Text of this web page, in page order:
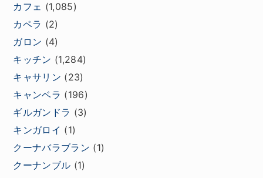
カフェ (1,085)
カペラ (2)
ガロン (4)
キッチン (1,284)
キャサリン (23)
キャンベラ (196)
ギルガンドラ (3)
キンガロイ (1)
クーナバラブラン (1)
クーナンブル (1)